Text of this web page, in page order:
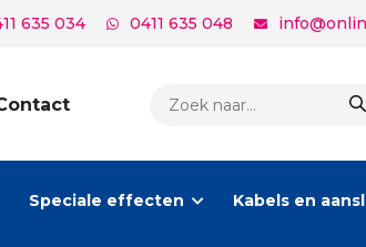
635 034 0411 635 048
ZOEKEN
Speciale effecten Kabels en